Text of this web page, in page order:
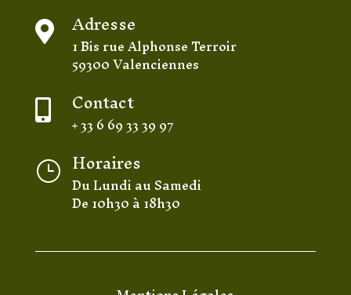
 Adresse
1 Bis rue Alphonse Terroir
59300 Valenciennes
 Contact
+ 33 6 69 33 39 97
} Horaires
Du Lundi au Samedi
De 10h30 à 18h30